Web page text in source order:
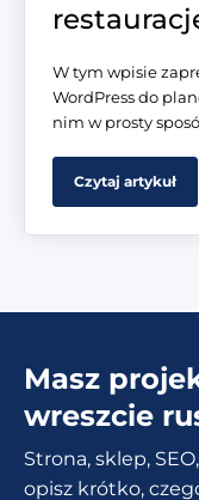
W tym wpisie
WordPress do
nim w prosty
Czytaj artykuł
Masz
wreszcie
Strona, sklep,
opisz krótko,